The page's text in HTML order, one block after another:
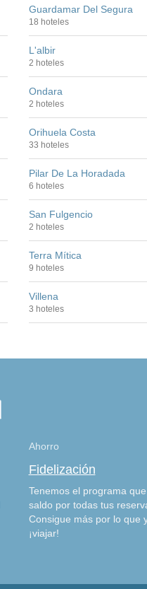
Guardamar Del Segura
18 hoteles
L'albir
2 hoteles
Ondara
2 hoteles
Orihuela Costa
33 hoteles
Pilar De La Horadada
6 hoteles
San Fulgencio
2 hoteles
Terra Mítica
9 hoteles
Villena
3 hoteles
Ahorro
Fidelización
Tenemos el programa
saldo por todas tus
Consigue más por lo que
¡viajar!